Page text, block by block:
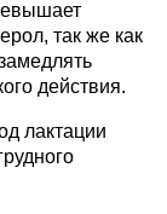
так же как
действия.
лактации